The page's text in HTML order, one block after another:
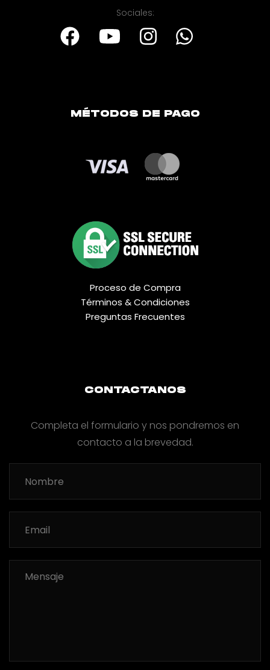
Sociales:
MÉTODOS DE PAGO
Proceso de Compra
Términos & Condiciones
Preguntas Frecuentes
CONTACTANOS
Completa el formulario y nos pondremos en
contacto a la brevedad.